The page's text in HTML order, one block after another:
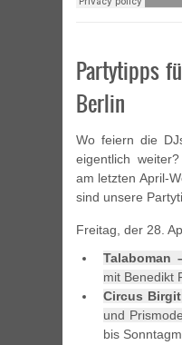
Partytipps
Berlin
Wo feiern die
eigentlich
am letzten April-
sind unsere
Freitag, der 28.
Talaboman
mit Benedikt
Circus Birgit
und
bis